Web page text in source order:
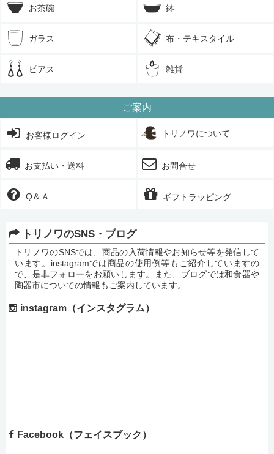
お茶碗 鉢
ガラス 布・テキスタイル
ピアス 雑貨
ご案内
お客様ログイン トリノワについて
お支払い・送料 お問合せ
Q＆Ａ ギフトラッピング
トリノワのSNS・ブログ
トリノワのSNSでは、商品の入荷情報やお知らせ等を発信して
います。instagramでは商品の使用例等もご紹介していますの
で、是非フォローをお願いします。また、ブログでは和食器や
陶器市についての情報もご案内しています。
instagram（インスタグラム）
Facebook（フェイスブック）